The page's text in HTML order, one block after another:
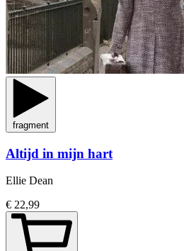
fragment
Altijd in mijn hart
Ellie Dean
€ 22,99